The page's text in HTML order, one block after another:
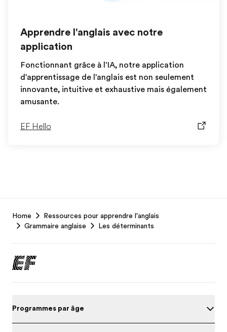
Apprendre l'anglais avec notre
application
Fonctionnant grâce à l'IA, notre application
d'apprentissage de l'anglais est non seulement
innovante, intuitive et exhaustive mais également
amusante.
EF Hello
Footer
Home
Ressources pour apprendre l'anglais
Grammaire anglaise
Les déterminants
Programmes par âge